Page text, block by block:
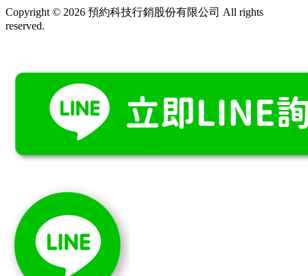
Copyright © 2026 預約科技行銷股份有限公司 All rights
reserved.